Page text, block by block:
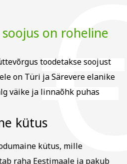
on roheline
toodetakse soojust
on Türi ja Särevere elanike
väike ja linnaõhk puhas
kütus
kütus, mille
raha Eestimaale ja pakub